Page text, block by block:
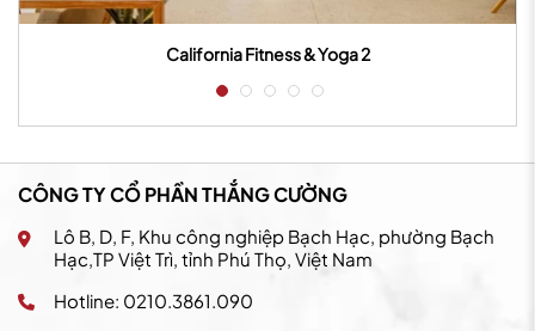
California Fitness & Yoga 2
CÔNG TY CỔ PHẦN THẮNG CƯỜNG
Lô B, D, F, Khu công nghiệp Bạch Hạc, phường Bạch
Hạc,TP Việt Trì, tỉnh Phú Thọ, Việt Nam
Hotline: 0210.3861.090